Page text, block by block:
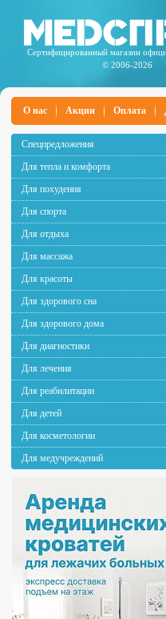
Сертифицированный магазин
© 2006-2026
О нас Акции Оплата
Спецпредложения
Для тепла и комфорта
Для похудения
Для спорта
Для отдыха
Для массажа
Для красоты
Для здорового сна
Для здорового дома
Для диагностики
Для лечения
Для реабилитации
Для детей
Для косметологии
Для медучреждений